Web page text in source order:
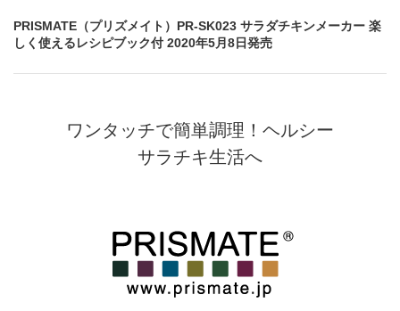
PRISMATE（プリズメイト）PR-SK023 サラダチキンメーカー 楽
しく使えるレシピブック付 2020年5月8日発売
ワンタッチで簡単調理！ヘルシー
サラチキ生活へ